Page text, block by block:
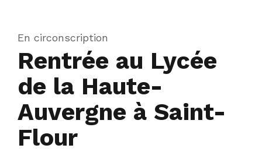
En circonscription
Rentrée au Lycée
de la Haute-
Auvergne à Saint-
Flour